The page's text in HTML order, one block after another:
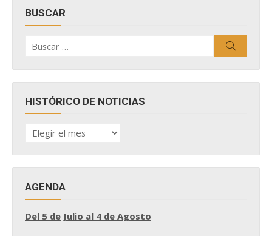
BUSCAR
por:
HISTÓRICO DE NOTICIAS
HISTÓRICO
DE
AGENDA
Del 5 de Julio al 4 de Agosto